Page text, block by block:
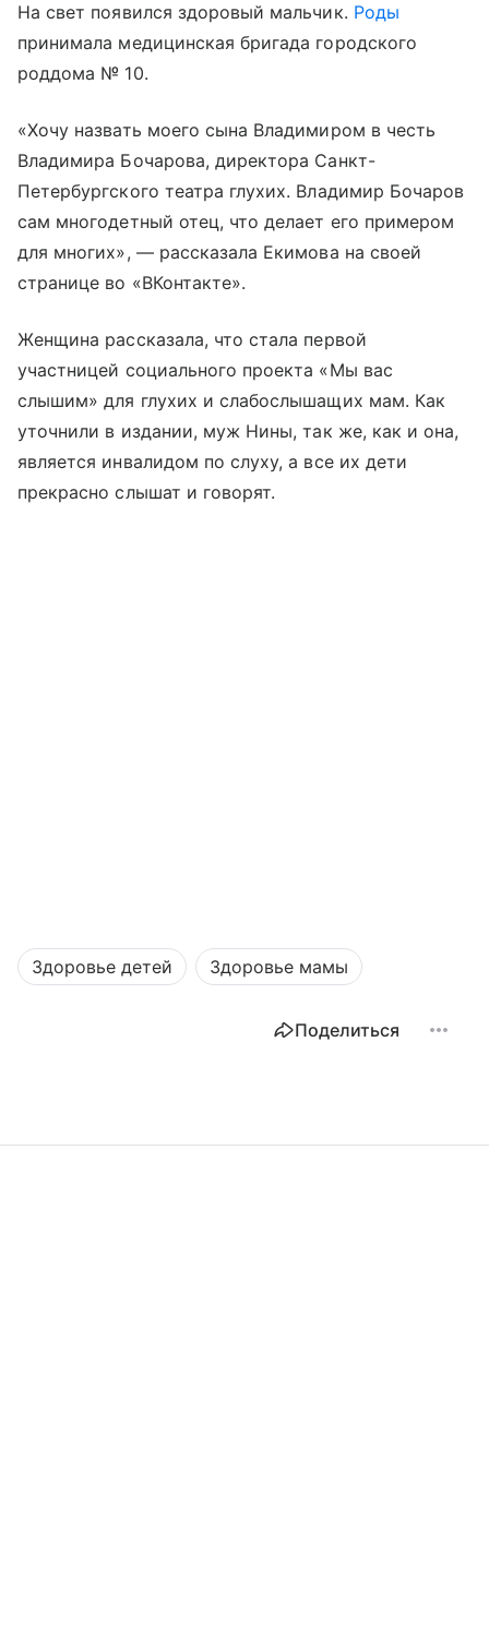
На свет появился здоровый мальчик. Роды
принимала медицинская бригада городского
роддома № 10.
«Хочу назвать моего сына Владимиром в честь
Владимира Бочарова, директора Санкт-
Петербургского театра глухих. Владимир Бочаров
сам многодетный отец, что делает его примером
для многих», — рассказала Екимова на своей
странице во «ВКонтакте».
Женщина рассказала, что стала первой
участницей социального проекта «Мы вас
слышим» для глухих и слабослышащих мам. Как
уточнили в издании, муж Нины, так же, как и она,
является инвалидом по слуху, а все их дети
прекрасно слышат и говорят.
Здоровье детей Здоровье мамы
Поделиться